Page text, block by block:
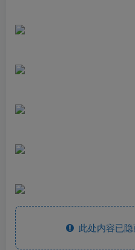
此处内容已隐